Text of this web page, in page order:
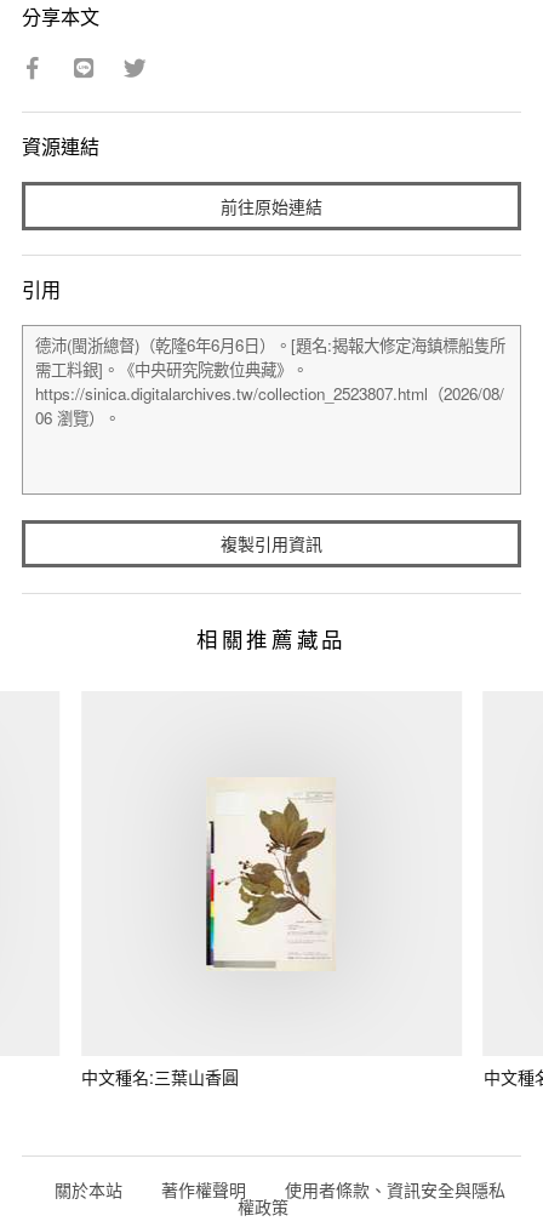
分享本文
資源連結
前往原始連結
引用
複製引用資訊
相關推薦藏品
中文種名:三葉山香圓 中文種
關於本站 著作權聲明 使用者條款、資訊安全與隱私
權政策